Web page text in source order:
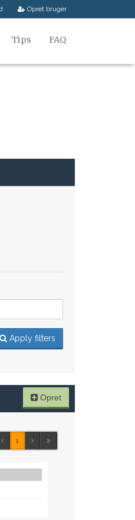
Opret bruger
Tips FAQ
Apply filters
Opret
1